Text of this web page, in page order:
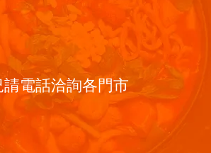
電話洽詢各門市